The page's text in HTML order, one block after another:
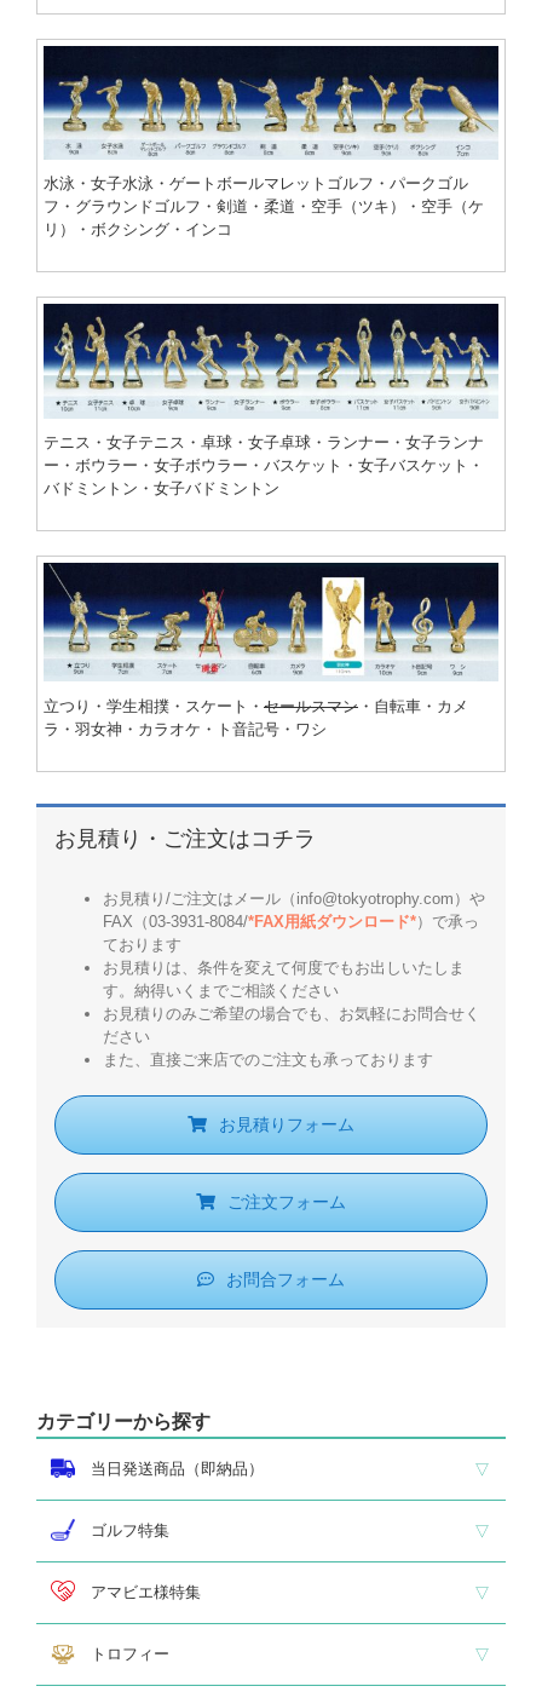
水泳・女子水泳・ゲートボールマレットゴルフ・パークゴル
フ・グラウンドゴルフ・剣道・柔道・空手（ツキ）・空手（ケ
リ）・ボクシング・インコ
テニス・女子テニス・卓球・女子卓球・ランナー・女子ランナ
ー・ボウラー・女子ボウラー・バスケット・女子バスケット・
バドミントン・女子バドミントン
立つり・学生相撲・スケート・ セールスマン ・自転車・カメ
ラ・羽女神・カラオケ・ト音記号・ワシ
お見積り・ご注文はコチラ
お見積り/ご注文はメール（info@tokyotrophy.com）や
FAX（03-3931-8084/*FAX用紙ダウンロード*）で承っ
ております
お見積りは、条件を変えて何度でもお出しいたしま
す。納得いくまでご相談ください
お見積りのみご希望の場合でも、お気軽にお問合せく
ださい
また、直接ご来店でのご注文も承っております
お見積りフォーム
ご注文フォーム
お問合フォーム
カテゴリーから探す
当日発送商品（即納品）
即納品 トロフィー
即納品 優勝カップ
即納品 クリスタル
即納品 特価品
ゴルフ特集
ホールインワン
ゴルフ専用カップ
ゴルフ専用ブロンズ
ゴルフ専用クリスタル
アマビエ様特集
アマビエ木札
アマビエボールチェーンキーホルダー
アマビエトロフィー
トロフィー